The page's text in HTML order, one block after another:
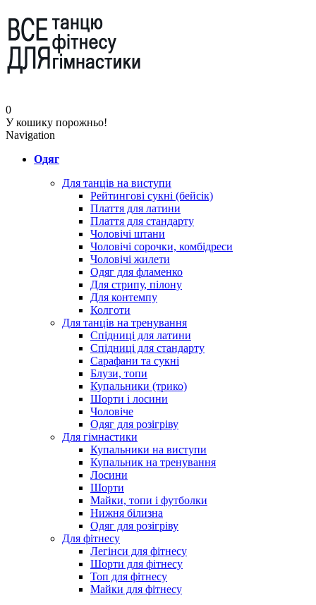
0
У кошику порожньо!
Navigation
Одяг
Для танців на виступи
Рейтингові сукні (бейсік)
Плаття для латини
Плаття для стандарту
Чоловічі штани
Чоловічі сорочки, комбідреси
Чоловічі жилети
Одяг для фламенко
Для стрипу, пілону
Для контемпу
Колготи
Для танців на тренування
Спідниці для латини
Спідниці для стандарту
Сарафани та сукні
Блузи, топи
Купальники (трико)
Шорти і лосини
Чоловіче
Одяг для розігріву
Для гімнастики
Купальники на виступи
Купальник на тренування
Лосини
Шорти
Майки, топи і футболки
Нижня білизна
Одяг для розігріву
Для фітнесу
Легінси для фітнесу
Шорти для фітнесу
Топ для фітнесу
Майки для фітнесу